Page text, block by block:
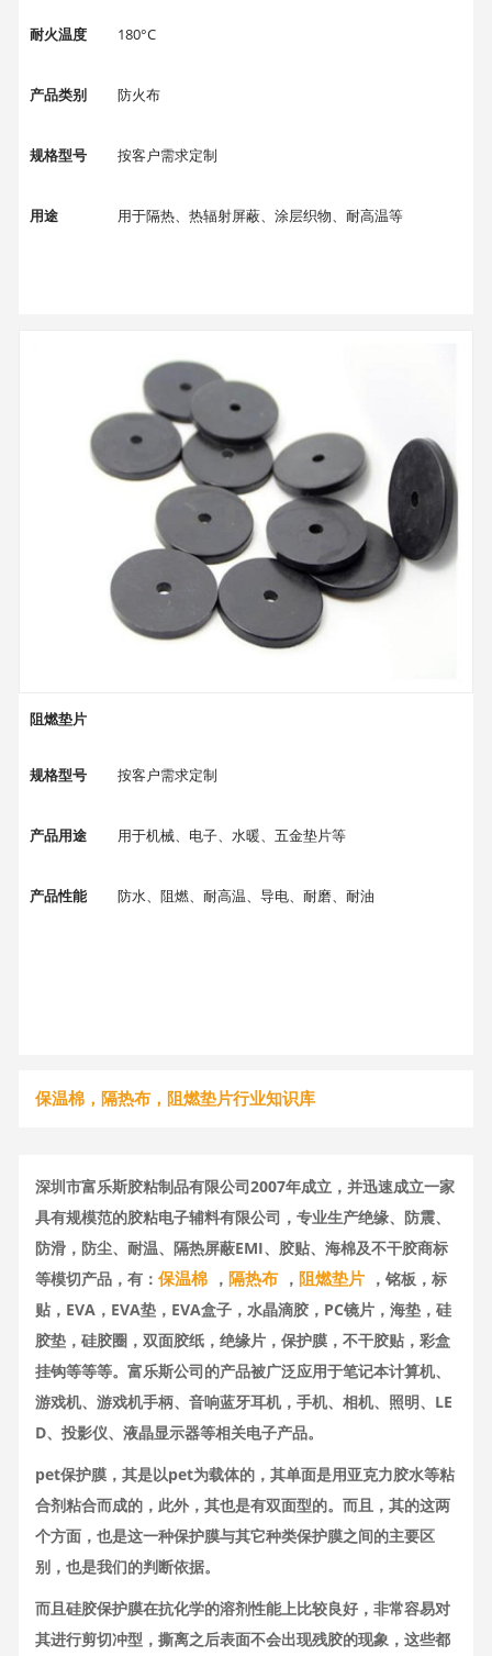
耐火温度 180°C
产品类别 防火布
规格型号 按客户需求定制
用途 用于隔热、热辐射屏蔽、涂层织物、耐高温等
阻燃垫片
规格型号 按客户需求定制
产品用途 用于机械、电子、水暖、五金垫片等
产品性能 防水、阻燃、耐高温、导电、耐磨、耐油
保温棉，隔热布，阻燃垫片行业知识库
深圳市富乐斯胶粘制品有限公司2007年成立，并迅速成立一家
具有规模范的胶粘电子辅料有限公司，专业生产绝缘、防震、
防滑，防尘、耐温、隔热屏蔽EMI、胶贴、海棉及不干胶商标
等模切产品，有：保温棉 ，隔热布 ，阻燃垫片 ，铭板，标
贴，EVA，EVA垫，EVA盒子，水晶滴胶，PC镜片，海垫，硅
胶垫，硅胶圈，双面胶纸，绝缘片，保护膜，不干胶贴，彩盒
挂钩等等等。富乐斯公司的产品被广泛应用于笔记本计算机、
游戏机、游戏机手柄、音响蓝牙耳机，手机、相机、照明、LE
D、投影仪、液晶显示器等相关电子产品。
pet保护膜，其是以pet为载体的，其单面是用亚克力胶水等粘
合剂粘合而成的，此外，其也是有双面型的。而且，其的这两
个方面，也是这一种保护膜与其它种类保护膜之间的主要区
别，也是我们的判断依据。
而且硅胶保护膜在抗化学的溶剂性能上比较良好，非常容易对
其进行剪切冲型，撕离之后表面不会出现残胶的现象，这些都